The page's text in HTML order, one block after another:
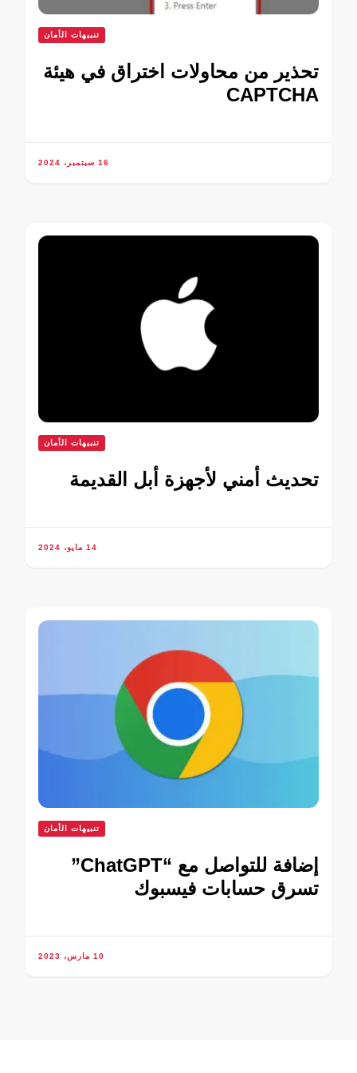
تنبيهات الأمان
تحذير من محاولات اختراق في هيئة
CAPTCHA
16 سبتمبر، 2024
تنبيهات الأمان
تحديث أمني لأجهزة أبل القديمة
14 مايو، 2024
تنبيهات الأمان
إضافة للتواصل مع “ChatGPT”
تسرق حسابات فيسبوك
10 مارس، 2023